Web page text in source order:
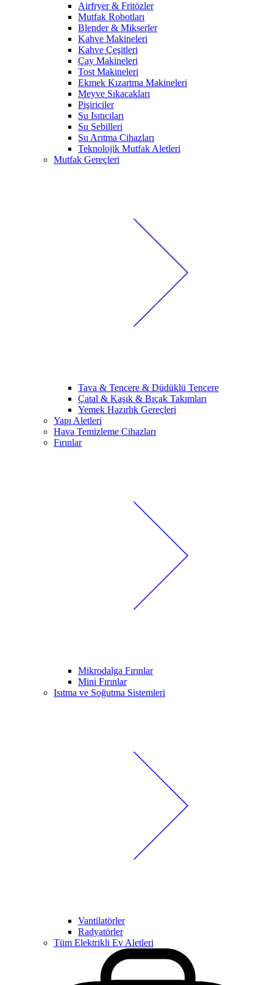
Airfryer & Fritözler
Mutfak Robotları
Blender & Mikserler
Kahve Makineleri
Kahve Çeşitleri
Çay Makineleri
Tost Makineleri
Ekmek Kızartma Makineleri
Meyve Sıkacakları
Pişiriciler
Su Isıtıcıları
Su Sebilleri
Su Arıtma Cihazları
Teknolojik Mutfak Aletleri
Mutfak Gereçleri
Tava & Tencere & Düdüklü Tencere
Çatal & Kaşık & Bıçak Takımları
Yemek Hazırlık Gereçleri
Yapı Aletleri
Hava Temizleme Cihazları
Fırınlar
Mikrodalga Fırınlar
Mini Fırınlar
Isıtma ve Soğutma Sistemleri
Vantilatörler
Radyatörler
Tüm Elektrikli Ev Aletleri